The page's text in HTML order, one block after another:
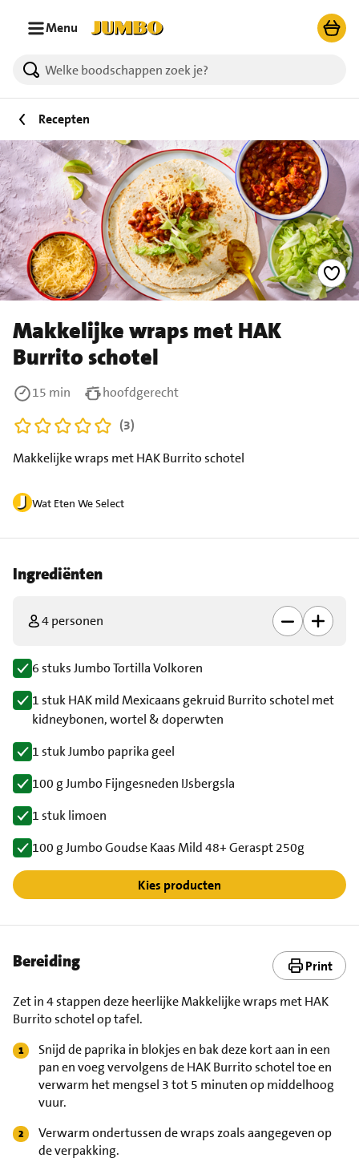
Menu
Recepten
Makkelijke wraps met HAK
Burrito schotel
Wat Eten We Select
Makkelijke wraps met HAK Burrito schotel
15 min
hoofdgerecht
(3)
Ingrediënten
4 personen
6 stuks Jumbo Tortilla Volkoren
1 stuk HAK mild Mexicaans gekruid Burrito schotel met
kidneybonen, wortel & doperwten
1 stuk Jumbo paprika geel
100 g Jumbo Fijngesneden IJsbergsla
1 stuk limoen
100 g Jumbo Goudse Kaas Mild 48+ Geraspt 250g
Kies producten
Bereiding Print
Zet in 4 stappen deze heerlijke Makkelijke wraps met HAK
Burrito schotel op tafel.
Snijd de paprika in blokjes en bak deze kort aan in een
pan en voeg vervolgens de HAK Burrito schotel toe en
verwarm het mengsel 3 tot 5 minuten op middelhoog
vuur.
Verwarm ondertussen de wraps zoals aangegeven op
de verpakking.